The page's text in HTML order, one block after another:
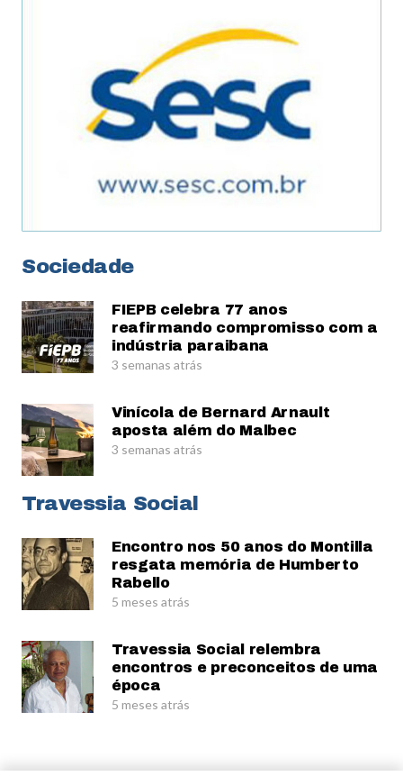
Sociedade
FIEPB celebra 77 anos
reafirmando compromisso com a
indústria paraibana
3 semanas atrás
Vinícola de Bernard Arnault
aposta além do Malbec
3 semanas atrás
Travessia Social
Encontro nos 50 anos do Montilla
resgata memória de Humberto
Rabello
5 meses atrás
Travessia Social relembra
encontros e preconceitos de uma
época
5 meses atrás